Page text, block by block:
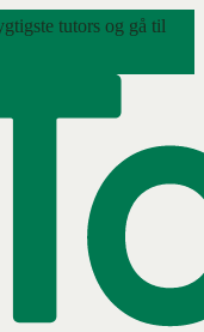
tutors og gå til